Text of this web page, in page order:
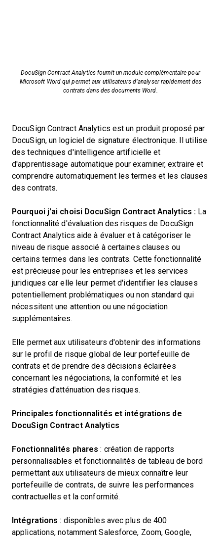
DocuSign Contract Analytics fournit un module complémentaire pour
Microsoft Word qui permet aux utilisateurs d’analyser rapidement des
contrats dans des documents Word.
DocuSign Contract Analytics est un produit proposé par
DocuSign, un logiciel de signature électronique. Il utilise
des techniques d'intelligence artificielle et
d'apprentissage automatique pour examiner, extraire et
comprendre automatiquement les termes et les clauses
des contrats.
Pourquoi j'ai choisi DocuSign Contract Analytics : La
fonctionnalité d'évaluation des risques de DocuSign
Contract Analytics aide à évaluer et à catégoriser le
niveau de risque associé à certaines clauses ou
certains termes dans les contrats. Cette fonctionnalité
est précieuse pour les entreprises et les services
juridiques car elle leur permet d'identifier les clauses
potentiellement problématiques ou non standard qui
nécessitent une attention ou une négociation
supplémentaires.
Elle permet aux utilisateurs d'obtenir des informations
sur le profil de risque global de leur portefeuille de
contrats et de prendre des décisions éclairées
concernant les négociations, la conformité et les
stratégies d'atténuation des risques.
Principales fonctionnalités et intégrations de
DocuSign Contract Analytics
Fonctionnalités phares : création de rapports
personnalisables et fonctionnalités de tableau de bord
permettant aux utilisateurs de mieux connaître leur
portefeuille de contrats, de suivre les performances
contractuelles et la conformité.
Intégrations : disponibles avec plus de 400
applications, notamment Salesforce, Zoom, Google,